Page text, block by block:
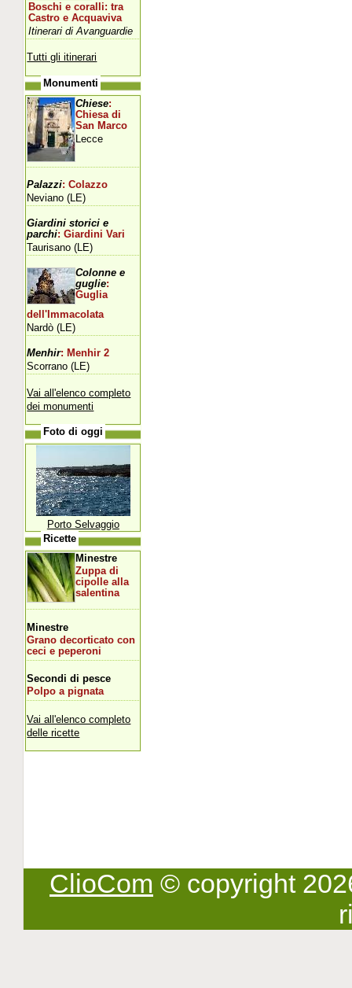
Boschi e coralli: tra
Castro e Acquaviva
Itinerari di Avanguardie
Tutti gli itinerari
Monumenti
Chiese:
Chiesa di
San Marco
Lecce
Palazzi: Colazzo
Neviano (LE)
Giardini storici e
parchi: Giardini Vari
Taurisano (LE)
Colonne e
guglie:
Guglia
dell'Immacolata
Nardò (LE)
Menhir: Menhir 2
Scorrano (LE)
Vai all'elenco completo
dei monumenti
Foto di oggi
Porto Selvaggio
Ricette
Minestre
Zuppa di
cipolle alla
salentina
Minestre
Grano decorticato con
ceci e peperoni
Secondi di pesce
Polpo a pignata
Vai all'elenco completo
delle ricette
ClioCom © copyright